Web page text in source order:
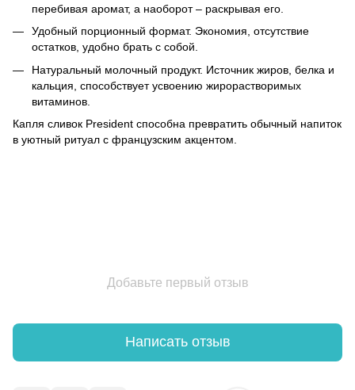
перебивая аромат, а наоборот – раскрывая его.
Удобный порционный формат. Экономия, отсутствие
остатков, удобно брать с собой.
Натуральный молочный продукт. Источник жиров, белка и
кальция, способствует усвоению жирорастворимых
витаминов.
Капля сливок President способна превратить обычный напиток
в уютный ритуал с французским акцентом.
Добавьте первый отзыв
Написать отзыв